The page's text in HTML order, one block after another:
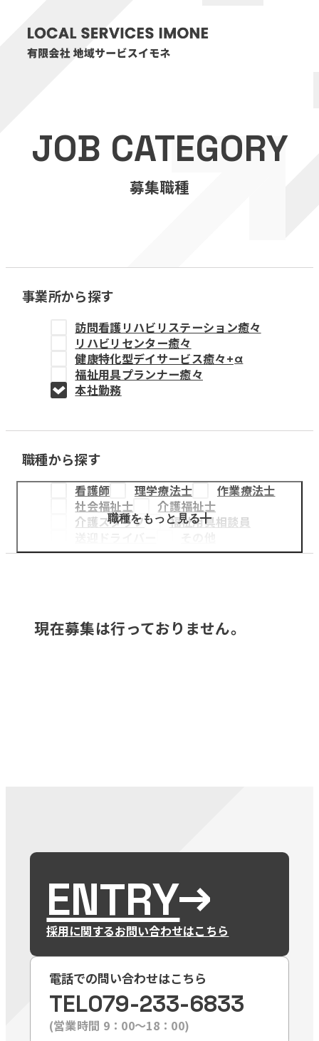
医療・介護事業
訪問看護リハビリステーション癒々
福祉用具プランナー癒々
教育事業
姫路中央こども園
姫路中央保育園
採用情報
医療・介護事業
募集職種
JOB CATEGORY
募集職種
事業所から探す
訪問看護リハビリステーション癒々
リハビリセンター癒々
健康特化型デイサービス癒々+α
福祉用具プランナー癒々
本社勤務
職種から探す
看護師 理学療法士
作業療法士
社会福祉士
介護福祉士
介護スタッフ
福祉用具相談員
職種をもっと見る
現在募集は行っておりません。
ENTRY
採用に関するお問い合わせはこちら
電話での問い合わせはこちら
TEL079-233-6833
(営業時間 9：00〜18：00)